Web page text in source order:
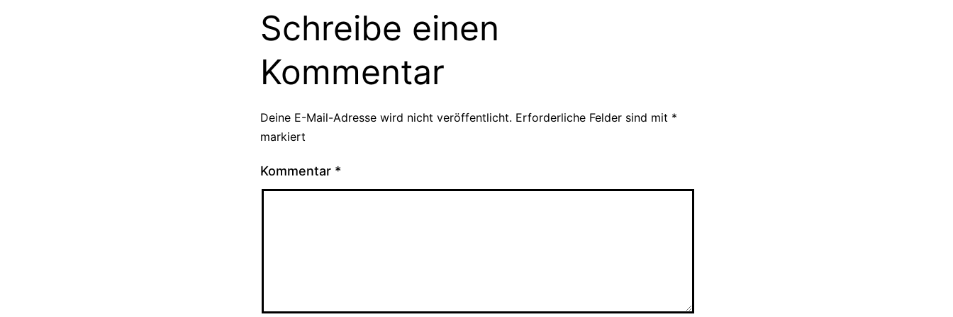
Schreibe einen
Kommentar
Deine E-Mail-Adresse wird nicht veröffentlicht. Erforderliche Felder sind mit *
markiert
Kommentar *